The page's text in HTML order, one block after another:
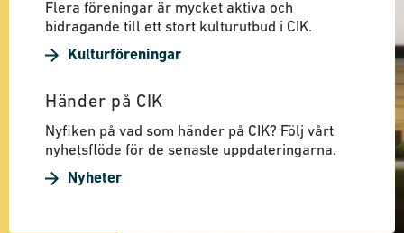
Flera föreningar är mycket aktiva och
bidragande till ett stort kulturutbud i CIK.
Kulturföreningar
Händer på CIK
Nyfiken på vad som händer på CIK? Följ vårt
nyhetsflöde för de senaste uppdateringarna.
Nyheter